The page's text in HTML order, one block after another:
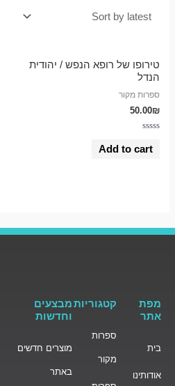
טירופו של רופא הנפש / יהודית
הנדל
ספרות מקור
50.00₪
out
Add to cart
מפת
אתר
בית
אודותינו
קטגוריות
ספרות
מקור
מבצעים
וחדשות
מוצרים חדשים
באתר